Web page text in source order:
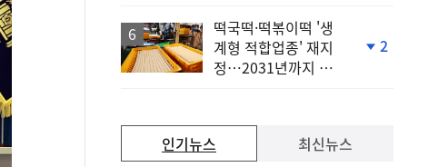
떡국떡·떡볶이떡 '생
계형 적합업종' 재지
정…2031년까지 보
2
인기뉴스 최신뉴스